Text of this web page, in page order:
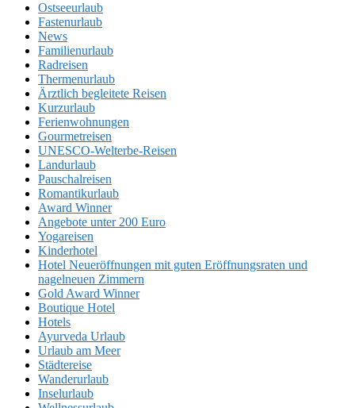
Ostseeurlaub
Fastenurlaub
News
Familienurlaub
Radreisen
Thermenurlaub
Ärztlich begleitete Reisen
Kurzurlaub
Ferienwohnungen
Gourmetreisen
UNESCO-Welterbe-Reisen
Landurlaub
Pauschalreisen
Romantikurlaub
Award Winner
Angebote unter 200 Euro
Yogareisen
Kinderhotel
Hotel Neueröffnungen mit guten Eröffnungsraten und
nagelneuen Zimmern
Gold Award Winner
Boutique Hotel
Hotels
Ayurveda Urlaub
Urlaub am Meer
Städtereise
Wanderurlaub
Inselurlaub